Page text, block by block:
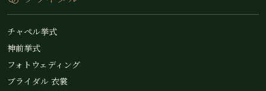
チャペル挙式
神前挙式
フォトウェディング
ブライダル 衣裳